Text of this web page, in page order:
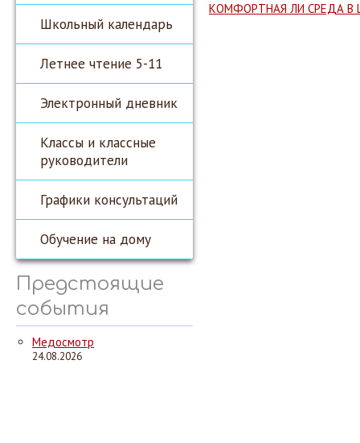
Школьный календарь
Летнее чтение 5-11
Электронный дневник
Классы и классные
руководители
Графики консультаций
Обучение на дому
Предстоящие
события
Медосмотр
24.08.2026
КОМФОРТНАЯ ЛИ СРЕДА В